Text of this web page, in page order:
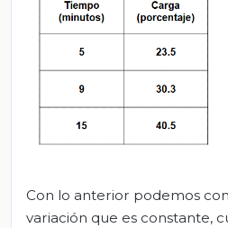
Con lo anterior podemos
variación que es constante,